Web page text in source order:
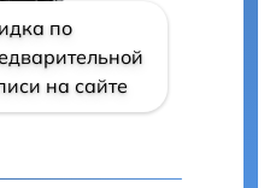
по
на сайте